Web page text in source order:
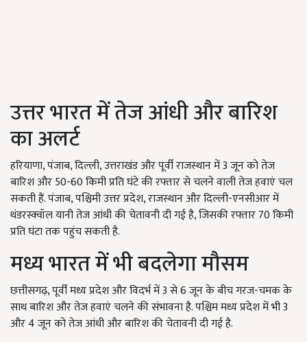
उत्तर भारत में तेज आंधी और बारिश
का अलर्ट
हरियाणा, पंजाब, दिल्ली, उत्तराखंड और पूर्वी राजस्थान में 3 जून को तेज
बारिश और 50-60 किमी प्रति घंटे की रफ्तार से चलने वाली तेज हवाएं चल
सकती हैं. पंजाब, पश्चिमी उत्तर प्रदेश, राजस्थान और दिल्ली-एनसीआर में
थंडरस्क्वॉल यानी तेज आंधी की चेतावनी दी गई है, जिसकी रफ्तार 70 किमी
प्रति घंटा तक पहुंच सकती है.
मध्य भारत में भी बदलेगा मौसम
छत्तीसगढ़, पूर्वी मध्य प्रदेश और विदर्भ में 3 से 6 जून के बीच गरज-चमक के
साथ बारिश और तेज हवाएं चलने की संभावना है. पश्चिम मध्य प्रदेश में भी 3
और 4 जून को तेज आंधी और बारिश की चेतावनी दी गई है.